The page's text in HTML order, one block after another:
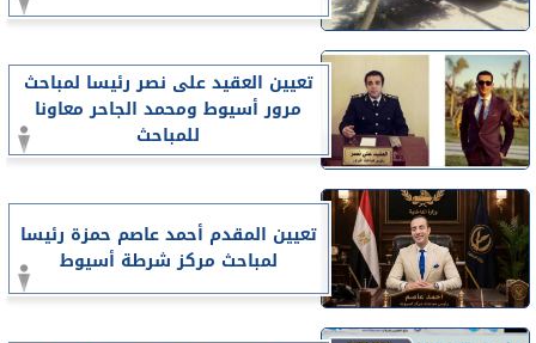
تعيين العقيد على نصر رئيسا لمباحث
مرور أسيوط ومحمد الجاحر معاونا
للمباحث
تعيين المقدم أحمد عاصم حمزة رئيسا
لمباحث مركز شرطة أسيوط